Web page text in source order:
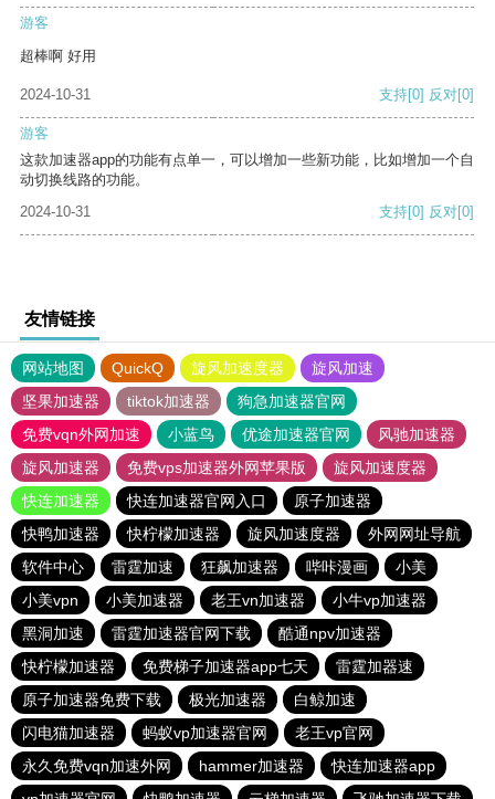
游客
超棒啊 好用
2024-10-31 支持[0] 反对[0]
游客
这款加速器app的功能有点单一，可以增加一些新功能，比如增加一个自
动切换线路的功能。
2024-10-31
支持[0] 反对[0]
友情链接
网站地图 QuickQ 旋风加速度器
旋风加速
坚果加速器
tiktok加速器
狗急加速器官网
免费vqn外网加速
小蓝鸟 优途加速器官网
风驰加速器
旋风加速器
免费vps加速器外网苹果版
旋风加速度器
快连加速器
快连加速器官网入口
原子加速器
快鸭加速器
快柠檬加速器 旋风加速度器
外网网址导航
软件中心
雷霆加速 狂飙加速器 哔咔漫画
小美
小美vpn
小美加速器 老王vn加速器
小牛vp加速器
黑洞加速
雷霆加速器官网下载
酷通npv加速器
快柠檬加速器
免费梯子加速器app七天
雷霆加器速
原子加速器免费下载
极光加速器
白鲸加速
闪电猫加速器
蚂蚁vp加速器官网
老王vp官网
永久免费vqn加速外网
hammer加速器
快连加速器app